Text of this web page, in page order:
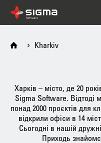
Kharkiv
Харків – місто, де 20
Sigma Software. Відтоді
понад 2000 проєктів для
відкрили офіси в 14
Сьогодні в нашій
Приходь